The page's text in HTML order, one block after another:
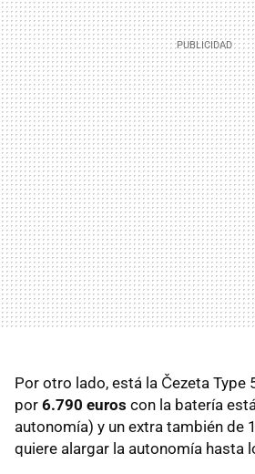
Por otro lado, está la Čezeta Type
por 6.790 euros con la batería
autonomía) y un extra también de
quiere alargar la autonomía hasta